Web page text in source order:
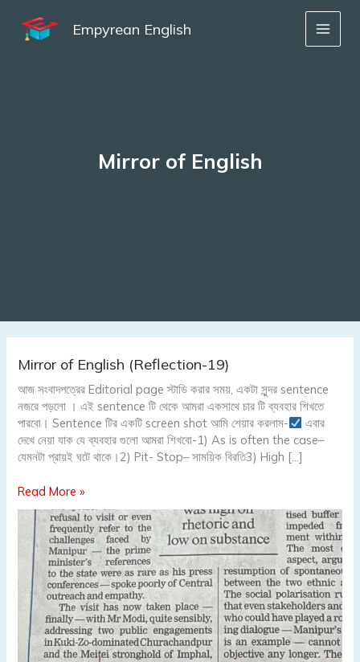
content
Empyrean English
Mirror of English
Mirror of English (Reflection-19)
আজ সংবাদপত্রের Editorial page স্টাডি করার সময়, একটা সুন্দর sentence
নজরে পড়লো । এই sentence টি থেকে আমরা একসাথে চার টি ব্যবহার শিখতে
পারবো। Sentence টির একটি screen shot আমি শেয়ার করলাম-
এবার
দেখে নেয়া যাক যে ব্যবহার গুলো আমরা শিখবো-1) As is often the case–
যেমনটা প্রায়ই ঘটে থাকে।2) Pit- Stop– সাময়িক বিরতি3) High […]
Mirror
English
(Reflection-
19)
Read More »